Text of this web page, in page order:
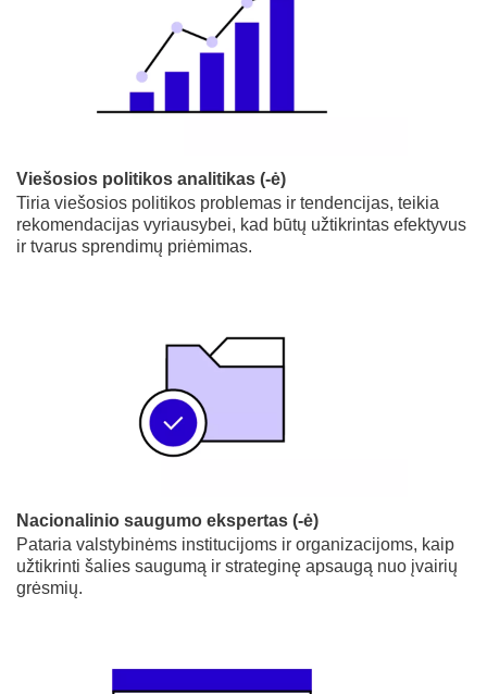
Viešosios politikos analitikas (-ė)
Tiria viešosios politikos problemas ir tendencijas, teikia
rekomendacijas vyriausybei, kad būtų užtikrintas efektyvus
ir tvarus sprendimų priėmimas.
Nacionalinio saugumo ekspertas (-ė)
Pataria valstybinėms institucijoms ir organizacijoms, kaip
užtikrinti šalies saugumą ir strateginę apsaugą nuo įvairių
grėsmių.